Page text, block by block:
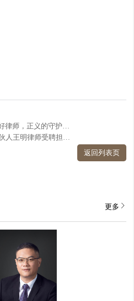
上一篇：嘉维荣誉 |“人民的好律师，正义的守护者”袁博律师获赠锦旗
下一篇：嘉维喜报｜高级合伙人王明律师受聘担任德州仲裁委员会仲裁员
返回列表页
更多